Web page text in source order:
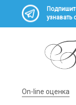
узнавать
On-line оценка